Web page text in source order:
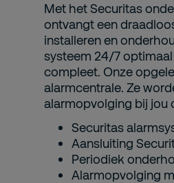
Met het Securitas
ontvangt een
installeren en
systeem 24/7
compleet. Onze
alarmcentrale. Ze
alarmopvolging bij jou
Securitas
Aansluiting
Periodiek
Alarmopvolging